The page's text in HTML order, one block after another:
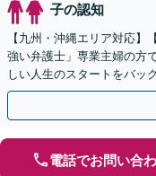
子の認知
【九州・沖縄エリア対応
強い弁護士」専業主婦の方
しい人生のスタートをバッ
せ」経営者特有の離婚問題
電話でお問い合